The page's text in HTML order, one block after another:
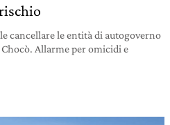
cancellare le entità di autogoverno
Allarme per omicidi e